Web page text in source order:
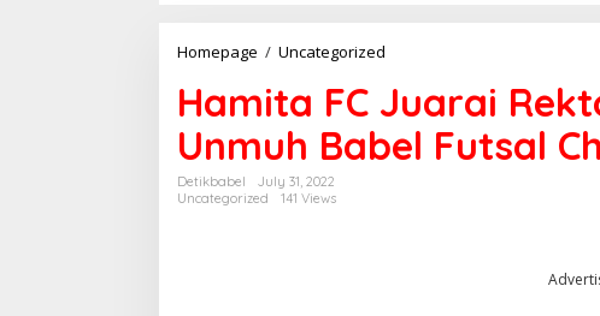
Homepage / Uncategorized
m
i
t
a
Hamita FC Juarai
Unmuh Babel Futsal
Detikbabel
July 31, 2022
Uncategorized
141 Views